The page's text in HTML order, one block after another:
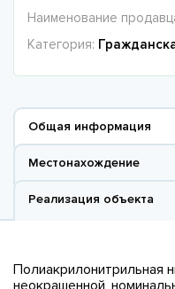
Наименование
Категория:
Общая информация
Местонахождение
Реализация объекта
Полиакрилонитрильная
неокрашенной,